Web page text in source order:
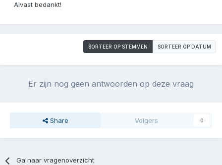
Alvast bedankt!
SORTEER OP STEMMEN SORTEER OP DATUM
Er zijn nog geen antwoorden op deze vraag
Share Volgers 0
Ga naar vragenoverzicht